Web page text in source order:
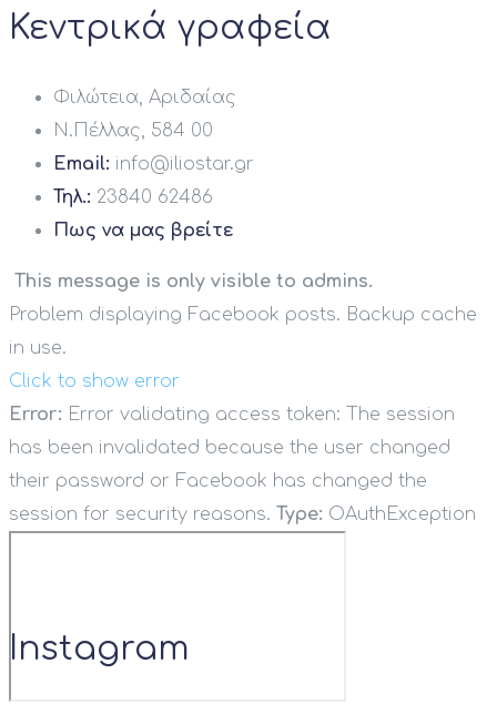
Κεντρικά γραφεία
Φιλώτεια, Αριδαίας
Ν.Πέλλας, 584 00
Email: info@iliostar.gr
Τηλ.: 23840 62486
Πως να μας βρείτε
This message is only visible to admins.
Problem displaying Facebook posts. Backup cache
in use.
Click to show error
Error: Error validating access token: The session
has been invalidated because the user changed
their password or Facebook has changed the
session for security reasons. Type: OAuthException
Instagram